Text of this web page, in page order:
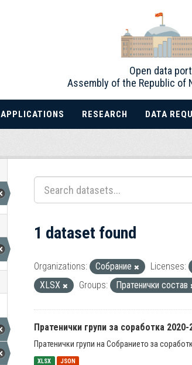
Open data
Assembly of the Republic of
APPLICATIONS RESEARCH DATA
1 dataset found
Organizations: Собрание Licenses:
XLSX
Groups: Пратенички состав
Пратенички групи за соработка 2020-
Пратенички групи на Собранието за
XLSX JSON